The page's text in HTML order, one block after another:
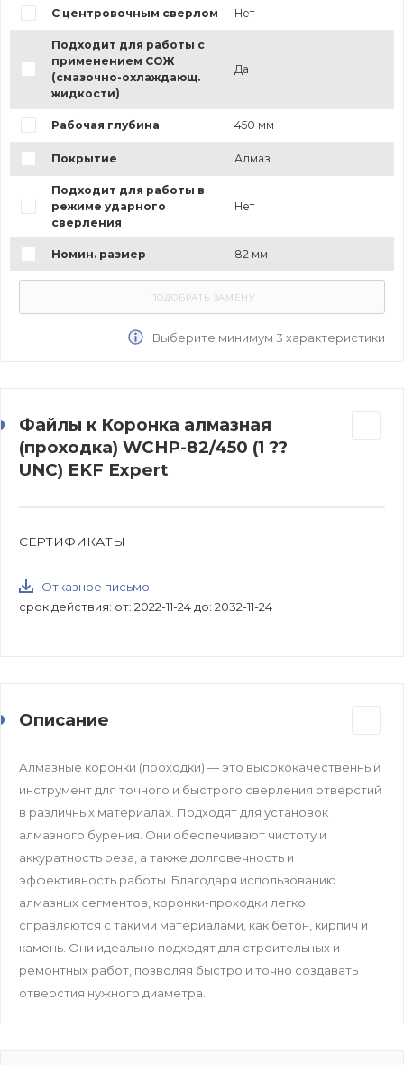
С центровочным сверлом Нет
Подходит для работы с
применением СОЖ
(смазочно-охлаждающ.
жидкости)
Да
Рабочая глубина 450 мм
Покрытие Алмаз
Подходит для работы в
режиме ударного
сверления
Нет
Номин. размер 82 мм
Выберите минимум 3 характеристики
Файлы к Коронка алмазная
(проходка) WCHP-82/450 (1 ??
UNC) EKF Expert
СЕРТИФИКАТЫ
Отказное письмо
срок действия: от: 2022-11-24 до: 2032-11-24
Описание
Алмазные коронки (проходки) — это высококачественный
инструмент для точного и быстрого сверления отверстий
в различных материалах. Подходят для установок
алмазного бурения. Они обеспечивают чистоту и
аккуратность реза, а также долговечность и
эффективность работы. Благодаря использованию
алмазных сегментов, коронки-проходки легко
справляются с такими материалами, как бетон, кирпич и
камень. Они идеально подходят для строительных и
ремонтных работ, позволяя быстро и точно создавать
отверстия нужного диаметра.